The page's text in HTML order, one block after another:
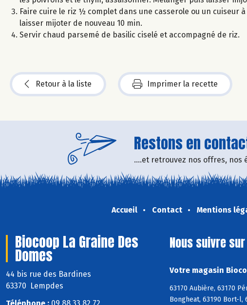
Faire cuire le riz ½ complet dans une casserole ou un cuiseur
laisser mijoter de nouveau 10 min.
Servir chaud parsemé de basilic ciselé et accompagné de riz.
Retour à la liste Imprimer la recette
Restons en
....et retrouvez nos offres, nos
Accueil Contact Mentions
Biocoop La Graine Des
Domes
44 bis rue des Bardines
63370 Lempdes
Nous suivre sur
Votre magasin
63170 Aubière, 63170
Bongheat, 63190 Bort-l,